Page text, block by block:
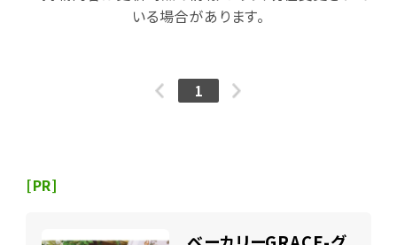
いる場合があります。
1
[PR]